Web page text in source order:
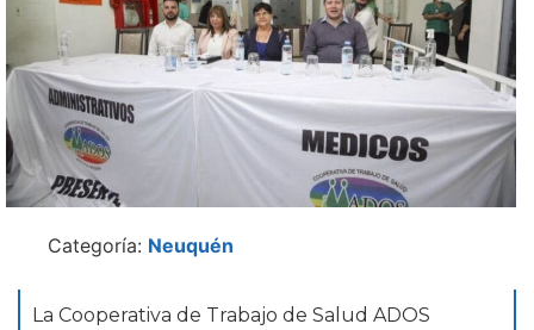
Categoría: Neuquén
La Cooperativa de Trabajo de Salud ADOS